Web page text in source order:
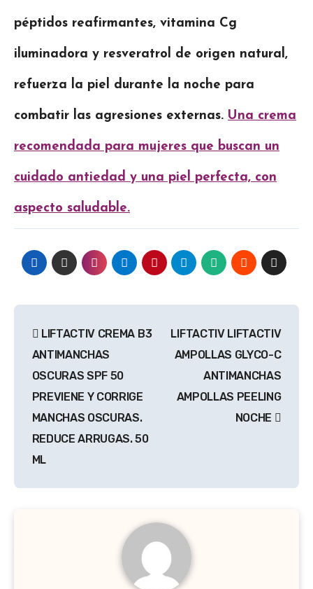
péptidos reafirmantes, vitamina Cg
iluminadora y resveratrol de origen natural,
refuerza la piel durante la noche para
combatir las agresiones externas. Una crema
recomendada para mujeres que buscan un
cuidado antiedad y una piel perfecta, con
aspecto saludable.
de
entradas
LIFTACTIV CREMA B3
ANTIMANCHAS
OSCURAS SPF 50
PREVIENE Y CORRIGE
MANCHAS OSCURAS.
REDUCE ARRUGAS. 50
ML
LIFTACTIV LIFTACTIV
AMPOLLAS GLYCO-C
ANTIMANCHAS
AMPOLLAS PEELING
NOCHE